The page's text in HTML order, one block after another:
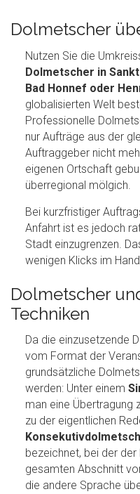
Dolmetscher
Nutzen Sie die
Dolmetscher in
Bad Honnef oder
globalisierten Welt
Professionelle
nur Aufträge aus der
Auftraggeber nicht
eigenen Ortschaft
überregional mölgich.
Bei kurzfristiger
Anfahrt ist es jedoch
Stadt einzugrenzen.
wenigen Klicks im
Dolmetscher
Techniken
Da die einzusetzende
vom Format der
grundsätzliche
werden: Unter einem
man eine Übertragung
zu der eigentlichen
bezeichnet, bei der
gesamten Abschnitt
die andere Sprache